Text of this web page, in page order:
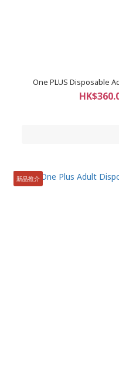
One PLUS Disposable
新品推介